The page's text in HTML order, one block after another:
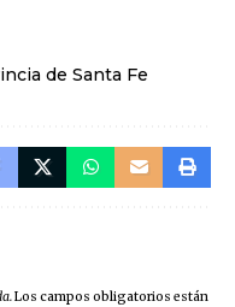
de Santa Fe
Los campos obligatorios están